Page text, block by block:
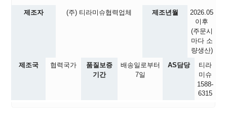
제조자 (주) 티라미슈협력업체 제조년월
2026.05
이후
(주문시
마다 소
량생산)
제조국
협력국가
품질보증
기간
배송일로부터
7일
AS담당
티라
미슈
1588-
6315